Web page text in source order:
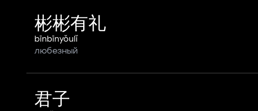
彬彬有礼
bīnbīnyǒulǐ
любезный
君子